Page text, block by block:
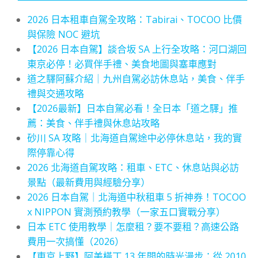
2026 日本租車自駕全攻略：Tabirai、TOCOO 比價
與保險 NOC 避坑
【2026 日本自駕】談合坂 SA 上行全攻略：河口湖回
東京必停！必買伴手禮、美食地圖與塞車應對
道之驛阿蘇介紹｜九州自駕必訪休息站，美食、伴手
禮與交通攻略
【2026最新】日本自駕必看！全日本「道之驛」推
薦：美食、伴手禮與休息站攻略
砂川 SA 攻略｜北海道自駕途中必停休息站，我的實
際停靠心得
2026 北海道自駕攻略：租車、ETC、休息站與必訪
景點（最新費用與經驗分享）
2026 日本自駕｜北海道中秋租車 5 折神券！TOCOO
x NIPPON 實測預約教學（一家五口實戰分享）
日本 ETC 使用教學｜怎麼租？要不要租？高速公路
費用一次搞懂（2026）